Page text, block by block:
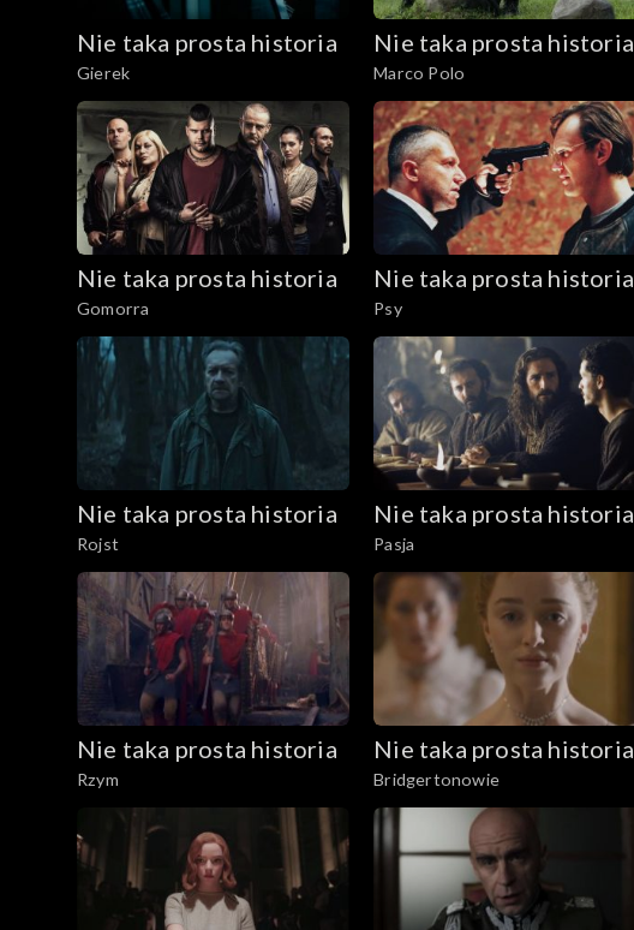
Nie taka prosta historia
Gierek
Nie taka prosta historia
Marco Polo
Nie taka prosta historia
Gomorra
Nie taka prosta historia
Psy
Nie taka prosta historia
Rojst
Nie taka prosta historia
Pasja
Nie taka prosta historia
Rzym
Nie taka prosta historia
Bridgertonowie